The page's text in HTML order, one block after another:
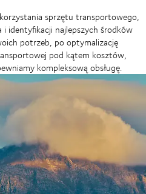
sprzętu transportowego,
i identyfikacji najlepszych środków
potrzeb, po optymalizację
pod kątem kosztów,
kompleksową obsługę.